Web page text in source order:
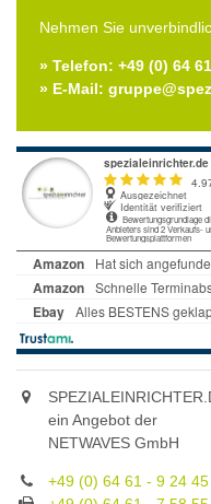
Nehmen Sie
» Telefon: +49 (0) 64
» E-Mail:
ein Angebot der
NETWAVES GmbH
+49 (0) 64 61 - 9 24